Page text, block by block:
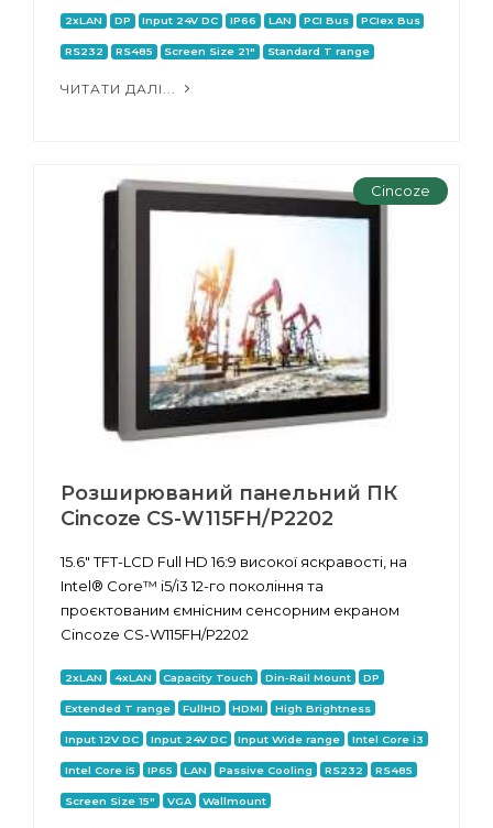
2xLAN DP Input 24V DC IP66 LAN PCI Bus PCIex Bus
RS232 RS485 Screen Size 21" Standard T range
ЧИТАТИ ДАЛІ...
Cincoze
Розширюваний панельний ПК
Cincoze CS-W115FH/P2202
15.6" TFT-LCD Full HD 16:9 високої яскравості, на
Intel® Core™ i5/i3 12-го покоління та
проєктованим ємнісним сенсорним екраном
Cincoze CS-W115FH/P2202
2xLAN 4xLAN Capacity Touch Din-Rail Mount DP
Extended T range FullHD HDMI High Brightness
Input 12V DC Input 24V DC Input Wide range Intel Core i3
Intel Core i5 IP65 LAN Passive Cooling RS232 RS485
Screen Size 15" VGA Wallmount